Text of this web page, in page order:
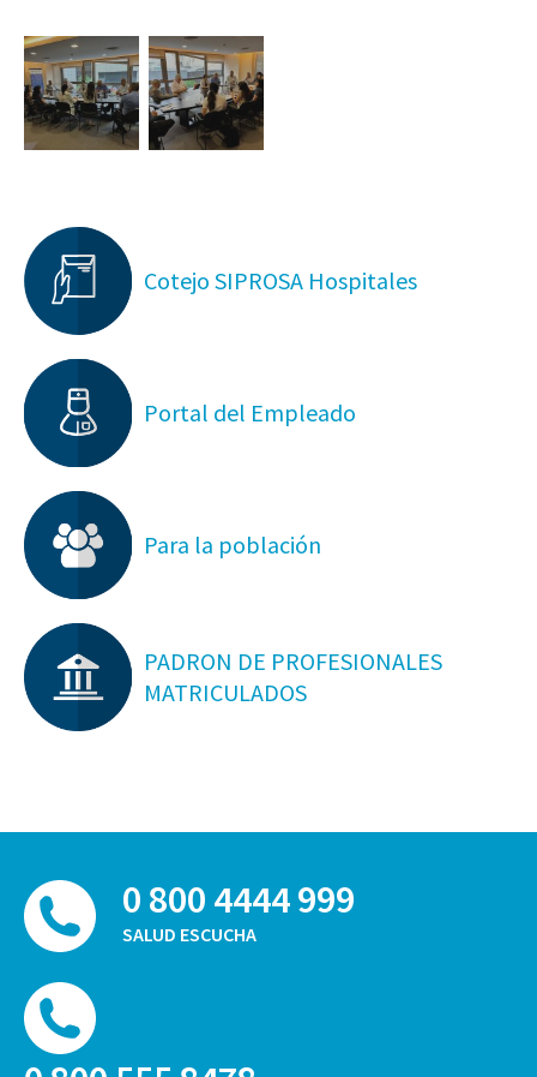
Cotejo SIPROSA Hospitales
Portal del Empleado
Para la población
PADRON DE PROFESIONALES
MATRICULADOS
0 800 4444 999
SALUD ESCUCHA